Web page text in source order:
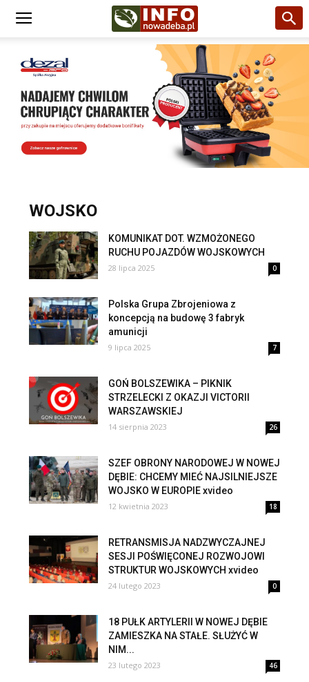
WOJSKO
KOMUNIKAT DOT. WZMOŻONEGO
RUCHU POJAZDÓW WOJSKOWYCH
28 lipca 2025 0
Polska Grupa Zbrojeniowa z
koncepcją na budowę 3 fabryk
amunicji
9 lipca 2025 7
GOŃ BOLSZEWIKA – PIKNIK
STRZELECKI Z OKAZJI VICTORII
WARSZAWSKIEJ
14 sierpnia 2023 26
SZEF OBRONY NARODOWEJ W NOWEJ
DĘBIE: CHCEMY MIEĆ NAJSILNIEJSZE
WOJSKO W EUROPIE xvideo
12 kwietnia 2023 18
RETRANSMISJA NADZWYCZAJNEJ
SESJI POŚWIĘCONEJ ROZWOJOWI
STRUKTUR WOJSKOWYCH xvideo
24 lutego 2023 0
18 PUŁK ARTYLERII W NOWEJ DĘBIE
ZAMIESZKA NA STAŁE. SŁUŻYĆ W
NIM...
23 lutego 2023 46